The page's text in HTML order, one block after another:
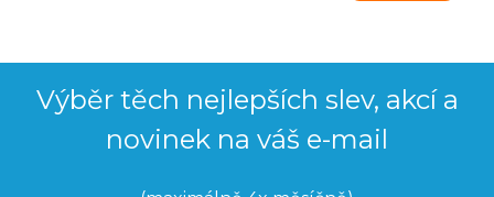
Výběr těch nejlepších slev, akcí a
novinek na váš e-mail